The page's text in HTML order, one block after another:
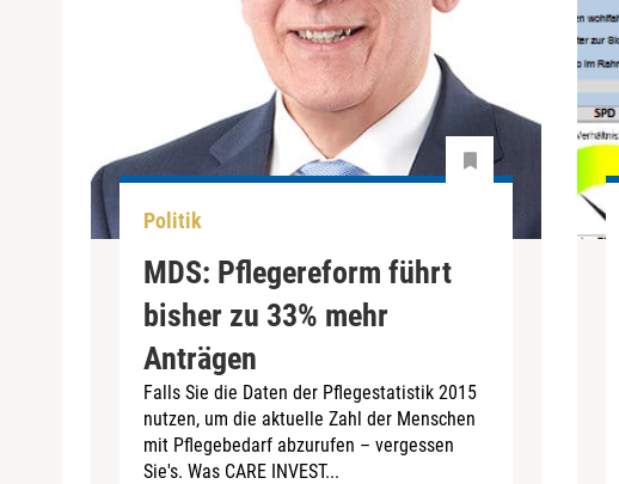
Politik
MDS: Pflegereform führt
bisher zu 33% mehr
Anträgen
Falls Sie die Daten der Pflegestatistik 2015
nutzen, um die aktuelle Zahl der Menschen
mit Pflegebedarf abzurufen – vergessen
Sie's. Was CARE INVEST...